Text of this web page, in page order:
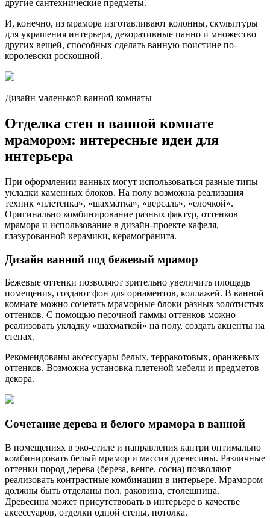
другие сантехнические предметы.
И, конечно, из мрамора изготавливают колонны, скульптуры
для украшения интерьера, декоративные панно и множество
других вещей, способных сделать ванную поистине по-
королевски роскошной.
Дизайн маленькой ванной комнаты
Отделка стен в ванной комнате
мрамором: интересные идеи для
интерьера
При оформлении ванных могут использоваться разные типы
укладки каменных блоков. На полу возможна реализация
техник «плетенка», «шахматка», «версаль», «елочкой».
Оригинально комбинирование разных фактур, оттенков
мрамора и использование в дизайн-проекте кафеля,
глазурованной керамики, керамогранита.
Дизайн ванной под бежевый мрамор
Бежевые оттенки позволяют зрительно увеличить площадь
помещения, создают фон для орнаментов, коллажей. В ванной
комнате можно сочетать мраморные блоки разных золотистых
оттенков. С помощью песочной гаммы оттенков можно
реализовать укладку «шахматкой» на полу, создать акценты на
стенах.
Рекомендованы аксессуары белых, терракотовых, оранжевых
оттенков. Возможна установка плетеной мебели и предметов
декора.
Сочетание дерева и белого мрамора в ванной
В помещениях в эко-стиле и направления кантри оптимально
комбинировать белый мрамор и массив древесины. Различные
оттенки пород дерева (береза, венге, сосна) позволяют
реализовать контрастные комбинации в интерьере. Мрамором
должны быть отделаны пол, раковина, столешница.
Древесина может присутствовать в интерьере в качестве
аксессуаров, отделки одной стены, потолка.